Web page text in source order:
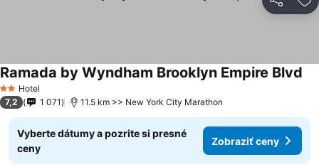
Zdieľať
2 Počet hviezdičiek
Hotel
Ramada by Wyndham Brooklyn Empire Blvd
7,2 1 071 11.5 km >> New York City Marathon
Vyberte dátumy a pozrite si presné
ceny
Zobraziť ceny